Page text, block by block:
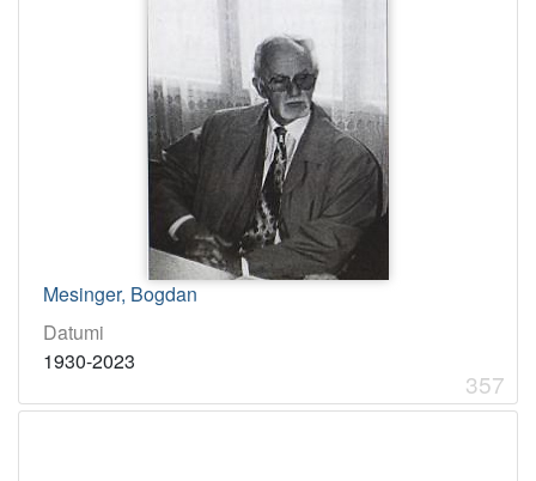
Mesinger, Bogdan
Datumi
1930-2023
357